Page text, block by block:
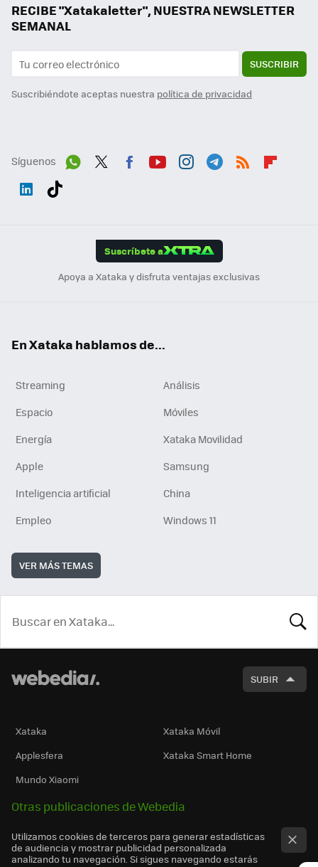
RECIBE "Xatakaletter", NUESTRA NEWSLETTER
SEMANAL
SUSCRIBIR
Suscribiéndote aceptas nuestra política de privacidad
Síguenos
Suscríbete a
Apoya a Xataka y disfruta ventajas exclusivas
En Xataka hablamos de...
Streaming
Análisis
Espacio
Móviles
Energía
Xataka Movilidad
Apple
Samsung
Inteligencia artificial
China
Empleo
Windows 11
VER MÁS TEMAS
SUBIR
Xataka
Xataka Móvil
Applesfera
Xataka Smart Home
Mundo Xiaomi
Otras publicaciones de Webedia
Utilizamos cookies de terceros para generar estadísticas
de audiencia y mostrar publicidad personalizada
analizando tu navegación. Si sigues navegando estarás